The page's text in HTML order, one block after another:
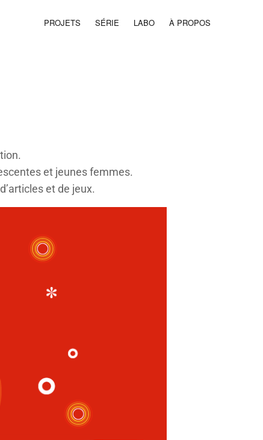
PROJETS SÉRIE LABO À PROPOS
et jeunes femmes.
et de jeux.